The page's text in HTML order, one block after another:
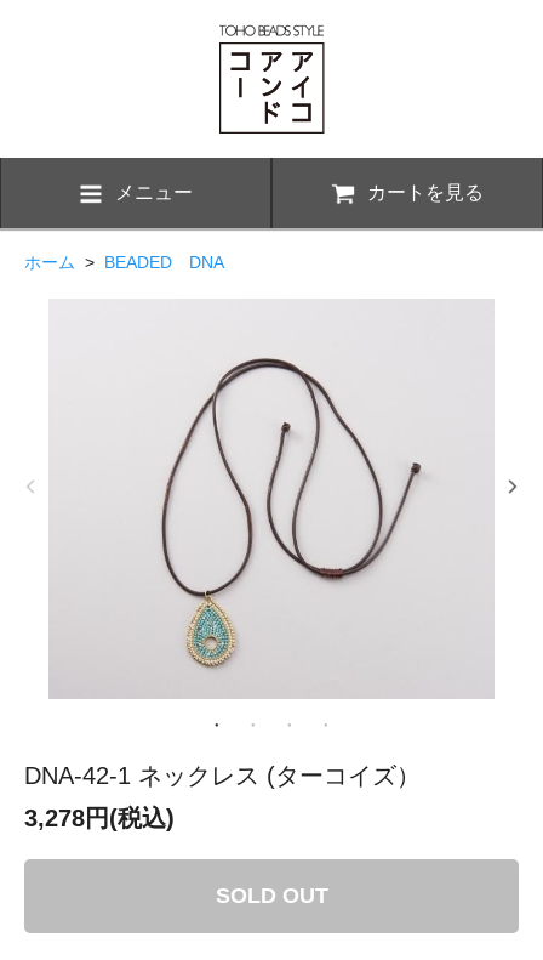
メニュー カートを見る
ホーム > BEADED DNA
DNA-42-1 ネックレス (ターコイズ）
3,278円(税込)
SOLD OUT